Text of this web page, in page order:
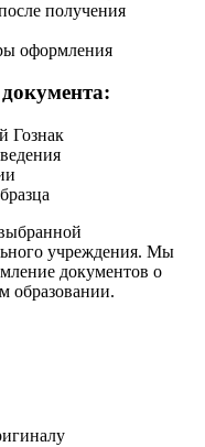
получения
оформления
Гознак
учреждения. Мы
документов о
образовании.